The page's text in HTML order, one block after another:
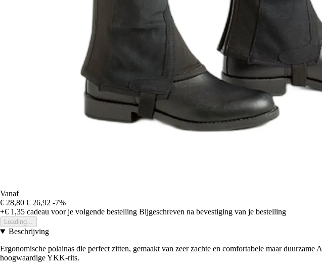
Vanaf
€ 28,80 € 26,92 -7%
+€ 1,35 cadeau voor je volgende bestelling Bijgeschreven na bevestiging van je bestelling
Loading...
Beschrijving
Ergonomische polainas die perfect zitten, gemaakt van zeer zachte en comfortabele maar
hoogwaardige YKK-rits.